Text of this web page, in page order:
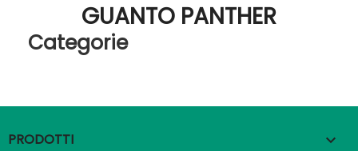
GUANTO PANTHER
Categorie
PRODOTTI 